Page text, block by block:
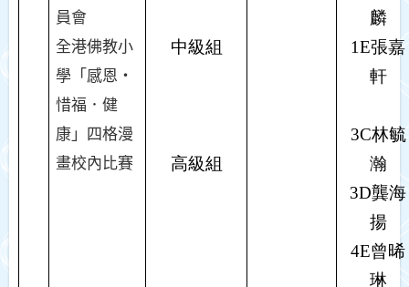
員會
全港佛教小
學「感恩‧
惜福．健
康」四格漫
畫校內比賽
中級組
高級組
麟
1E張嘉
軒
3C林毓
瀚
3D龔海
揚
4E曾晞
琳